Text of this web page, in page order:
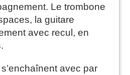
Le trombone
la guitare
avec recul, en
avec par